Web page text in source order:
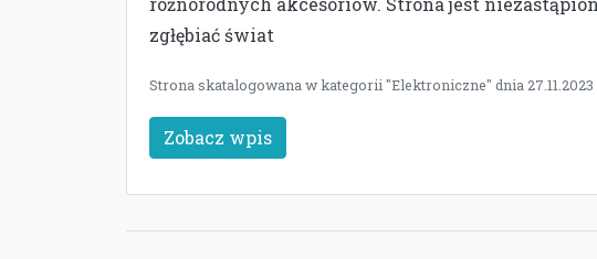
zgłębiać świat
Strona skatalogowana w kategorii "Elektroniczne" dnia 27.11.2023
Zobacz wpis